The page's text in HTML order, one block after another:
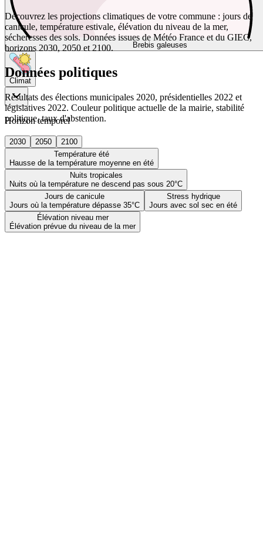
Brebis galeuses
Climat
Horizon temporel
2030 2050
2100
Température été
Hausse de la température moyenne en été
Nuits tropicales
Nuits où la température ne descend pas sous 20°C
Jours de canicule
Jours où la température dépasse 35°C
Stress hydrique
Jours avec sol sec en été
Élévation niveau mer
Élévation prévue du niveau de la mer
Découvrez les projections climatiques de votre commune : jours de
canicule, température estivale, élévation du niveau de la mer,
sécheresses des sols. Données issues de Météo France et du GIEC,
horizons 2030, 2050 et 2100.
Données politiques
Résultats des élections municipales 2020, présidentielles 2022 et
législatives 2022. Couleur politique actuelle de la mairie, stabilité
politique, taux d'abstention.